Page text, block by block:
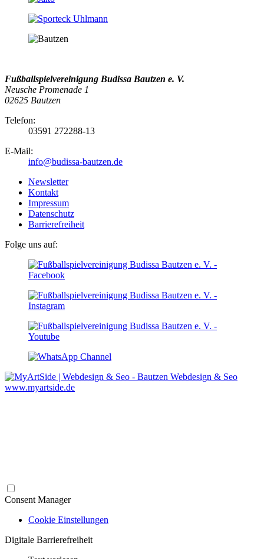
Fußballspielvereinigung Budissa Bautzen e. V.
Neusche Promenade 1
02625 Bautzen
Telefon:
03591 272288-13
E-Mail:
info@budissa-bautzen.de
Newsletter
Kontakt
Impressum
Datenschutz
Barrierefreiheit
Folge uns auf:
Webdesign & Seo
www.myartside.de
Consent Manager
Cookie Einstellungen
Digitale Barrierefreiheit